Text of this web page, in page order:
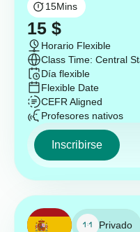
15Mins
15 $
Horario Flexible
Class Time: Central
Día flexible
Flexible Date
CEFR Aligned
Profesores nativos
Inscribirse
Privado